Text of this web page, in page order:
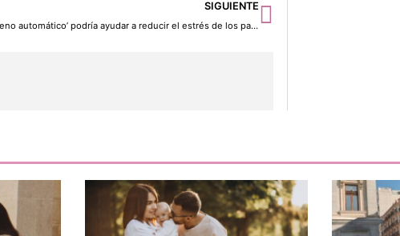
SIGUIENTE
El ‘carrito con freno automático’ podría ayudar a reducir el estrés de los padres que van al supermercado con niños